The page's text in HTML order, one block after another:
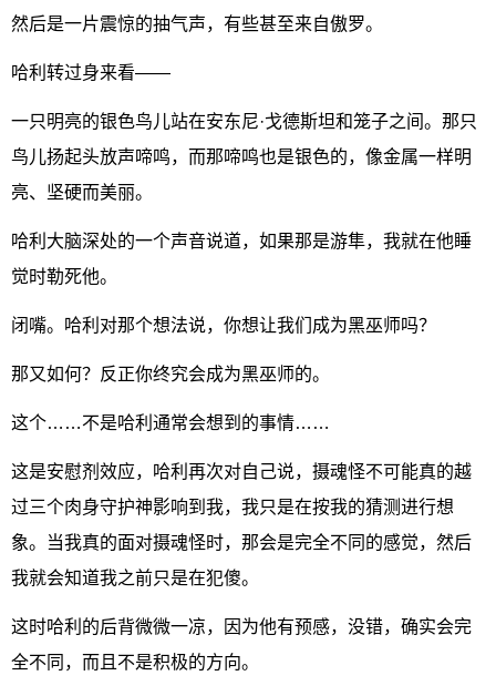
然后是一片震惊的抽气声，有些甚至来自傲罗。
哈利转过身来看——
一只明亮的银色鸟儿站在安东尼·戈德斯坦和笼子之间。那只
鸟儿扬起头放声啼鸣，而那啼鸣也是银色的，像金属一样明
亮、坚硬而美丽。
哈利大脑深处的一个声音说道，如果那是游隼，我就在他睡
觉时勒死他。
闭嘴。哈利对那个想法说，你想让我们成为黑巫师吗？
那又如何？反正你终究会成为黑巫师的。
这个……不是哈利通常会想到的事情……
这是安慰剂效应，哈利再次对自己说，摄魂怪不可能真的越
过三个肉身守护神影响到我，我只是在按我的猜测进行想
象。当我真的面对摄魂怪时，那会是完全不同的感觉，然后
我就会知道我之前只是在犯傻。
这时哈利的后背微微一凉，因为他有预感，没错，确实会完
全不同，而且不是积极的方向。